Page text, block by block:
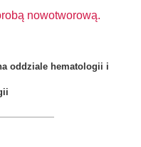
nowotworową.
oddziale hematologii i